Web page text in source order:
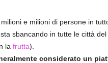
e milioni di persone in
sbancando in tutte le città
la frutta).
considerato un